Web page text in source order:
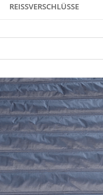
REISSVERSCHLÜSSE